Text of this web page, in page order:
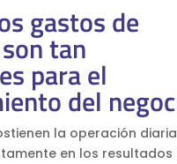
gastos de
tan
para el
del
la operación
en los resultados